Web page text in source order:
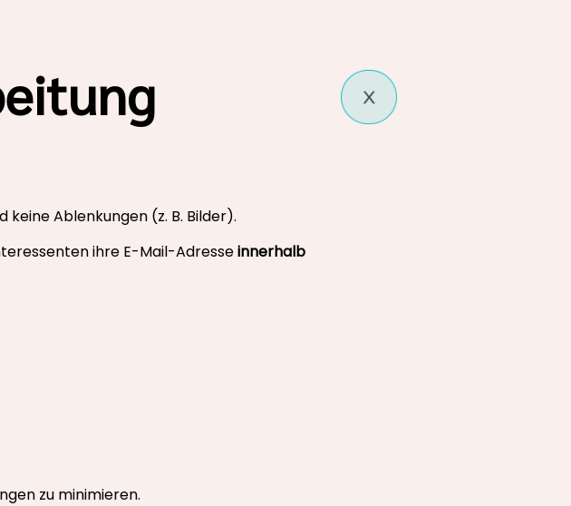
Ablenkungen (z. B. Bilder).
ihre E-Mail-Adresseinnerhalb
zu minimieren.